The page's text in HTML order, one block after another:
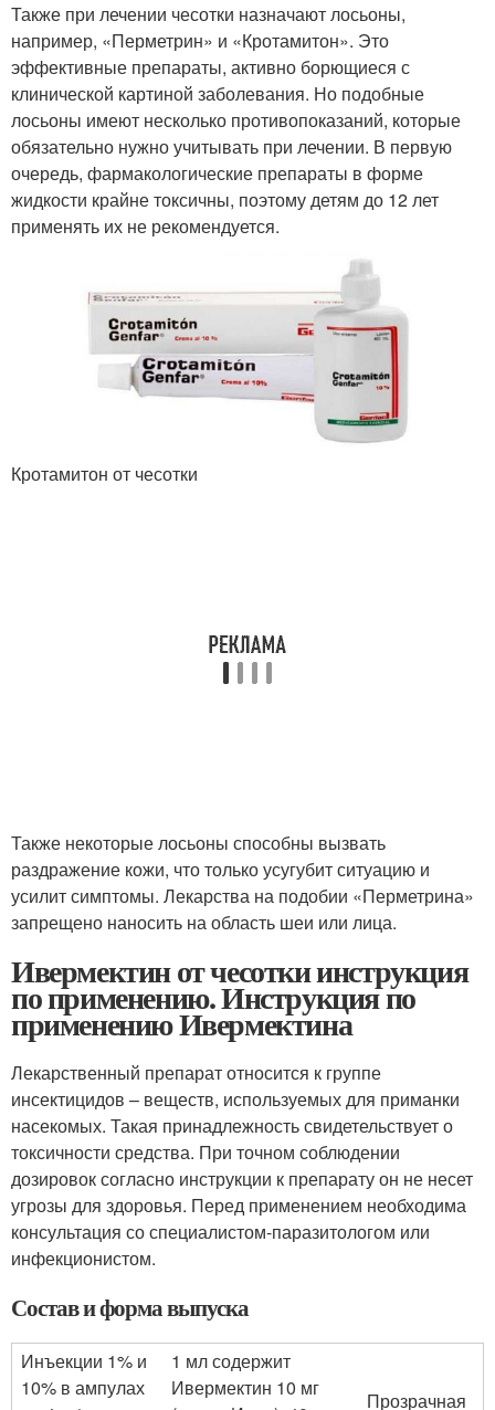
Также при лечении чесотки назначают лосьоны,
например, «Перметрин» и «Кротамитон». Это
эффективные препараты, активно борющиеся с
клинической картиной заболевания. Но подобные
лосьоны имеют несколько противопоказаний, которые
обязательно нужно учитывать при лечении. В первую
очередь, фармакологические препараты в форме
жидкости крайне токсичны, поэтому детям до 12 лет
применять их не рекомендуется.
Кротамитон от чесотки
Также некоторые лосьоны способны вызвать
раздражение кожи, что только усугубит ситуацию и
усилит симптомы. Лекарства на подобии «Перметрина»
запрещено наносить на область шеи или лица.
Ивермектин от чесотки инструкция
по применению. Инструкция по
применению Ивермектина
Лекарственный препарат относится к группе
инсектицидов – веществ, используемых для приманки
насекомых. Такая принадлежность свидетельствует о
токсичности средства. При точном соблюдении
дозировок согласно инструкции к препарату он не несет
угрозы для здоровья. Перед применением необходима
консультация со специалистом-паразитологом или
инфекционистом.
Состав и форма выпуска
Инъекции 1% и
10% в ампулах
1 мл содержит
Ивермектин 10 мг
Прозрачная